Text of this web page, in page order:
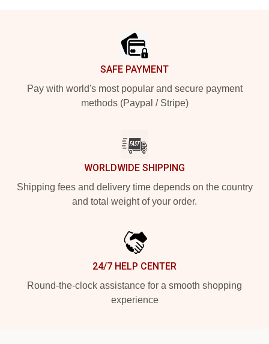
SAFE PAYMENT
Pay with world's most popular and secure payment
methods (Paypal / Stripe)
WORLDWIDE SHIPPING
Shipping fees and delivery time depends on the country
and total weight of your order.
24/7 HELP CENTER
Round-the-clock assistance for a smooth shopping
experience